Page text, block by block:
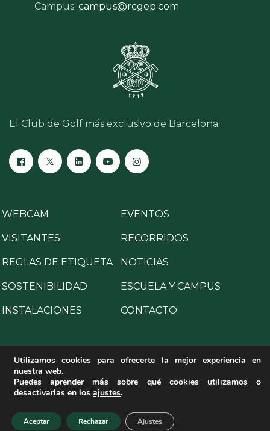
Campus: campus@rcgep.com
El Club de Golf más exclusivo de Barcelona.
WEBCAM EVENTOS
VISITANTES RECORRIDOS
REGLAS DE ETIQUETA NOTICIAS
SOSTENIBILIDAD ESCUELA Y CAMPUS
INSTALACIONES CONTACTO
Copyright © 2025 All Rights Reserved.
·Canal de denuncias
Utilizamos cookies para ofrecerte la mejor experiencia en
nuestra web.
Puedes aprender más sobre qué cookies utilizamos o
desactivarlas en los ajustes.
Aceptar Rechazar Ajustes